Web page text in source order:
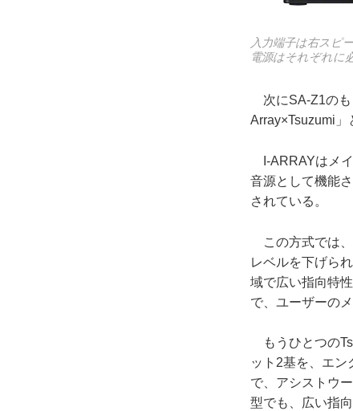
入力端子は右スピ
電源はそれぞれに
次にSA-Z1のも
Array×Tsuzumi」
I-ARRAYはメイ
音源として機能
されている。
この方式では、
レベルを下げら
域で広い指向特
で、ユーザーの
もうひとつの
ット2基を、エン
で、アシストウ
型でも、広い指